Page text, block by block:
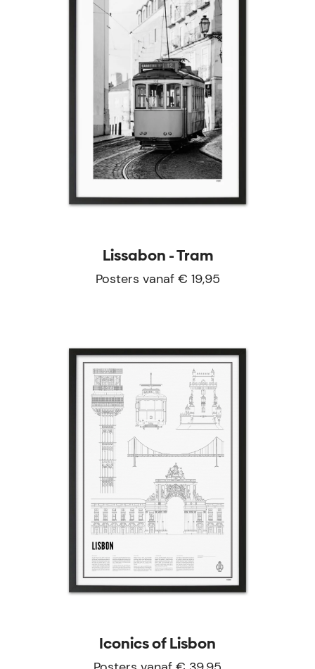
Lissabon - Tram
Posters vanaf € 19,95
Iconics of Lisbon